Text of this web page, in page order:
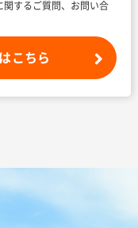
関するご質問、お問い合
こちら